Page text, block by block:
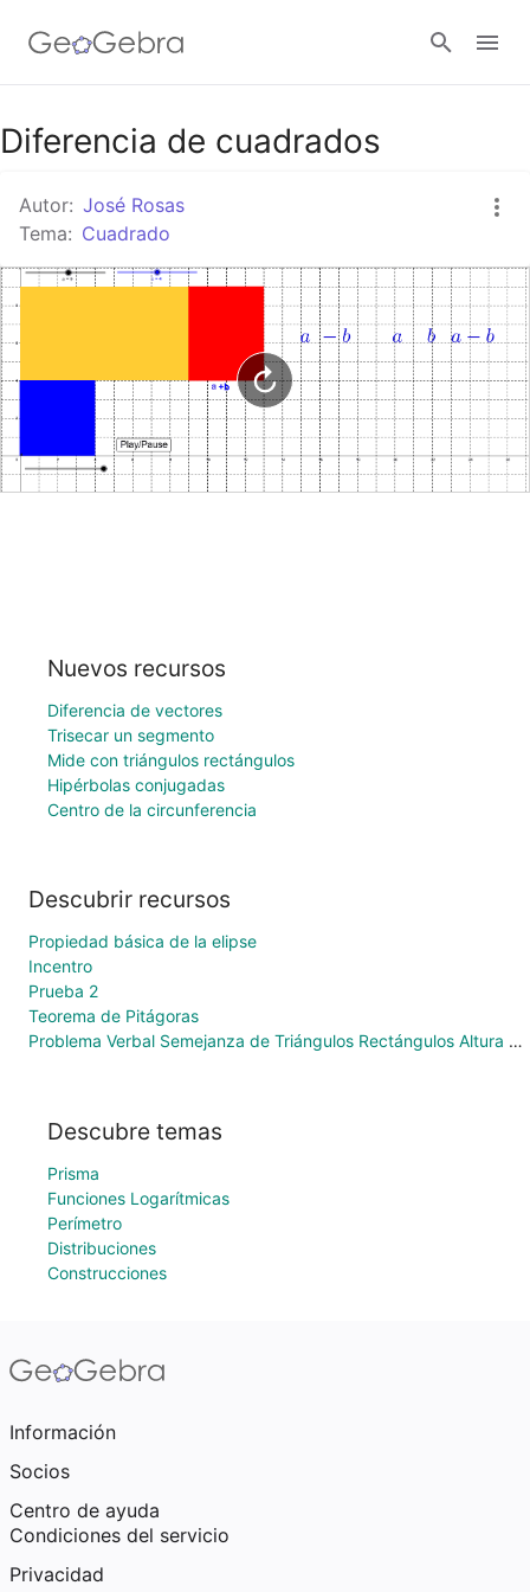
Google Classroom
GeoGebra Classroom
Abrir sesión
Diferencia de cuadrados
Autor: José Rosas
Tema: Cuadrado
Nuevos recursos
Diferencia de vectores
Trisecar un segmento
Mide con triángulos rectángulos
Hipérbolas conjugadas
Centro de la circunferencia
Descubrir recursos
Propiedad básica de la elipse
Incentro
Prueba 2
Teorema de Pitágoras
Problema Verbal Semejanza de Triángulos Rectángulos Altura del Muelle de Carga
Descubre temas
Prisma
Funciones Logarítmicas
Perímetro
Distribuciones
Construcciones
Información
Socios
Centro de ayuda
Condiciones del servicio
Privacidad